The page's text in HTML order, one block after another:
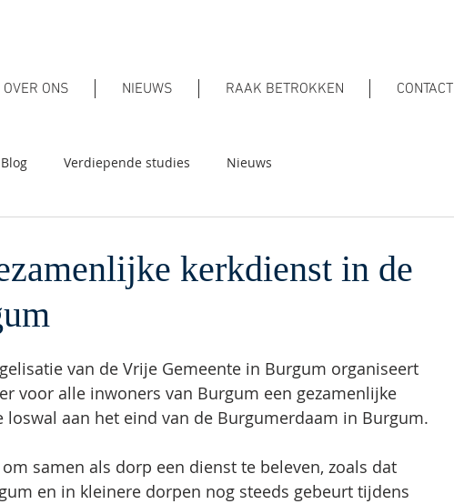
OVER ONS NIEUWS RAAK BETROKKEN CONTACT
Blog Verdiepende studies Nieuws
kerkdienst in de
van de Vrije Gemeente in Burgum organiseert
voor alle inwoners van Burgum een gezamenlijke
aan het eind van de Burgumerdaam in Burgum.
samen als dorp een dienst te beleven, zoals dat
en in kleinere dorpen nog steeds gebeurt tijdens